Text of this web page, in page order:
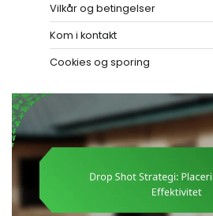
Vilkår og betingelser
Kom i kontakt
Cookies og sporing